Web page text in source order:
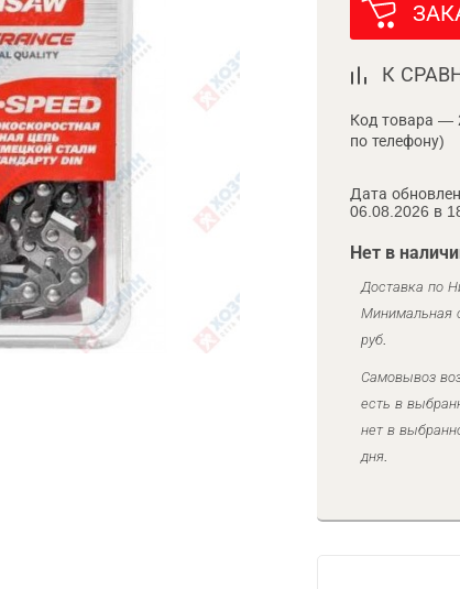
К
Код товара —
по телефону)
Дата
06.08.2026 в
Нет в
Доставка по
Минимальная
руб.
Самовывоз
есть в
нет в
дня.